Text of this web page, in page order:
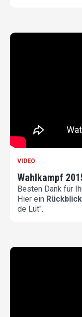
VIDEO
Wahlkampf
Besten Dank für
Hier ein
de Lüt".